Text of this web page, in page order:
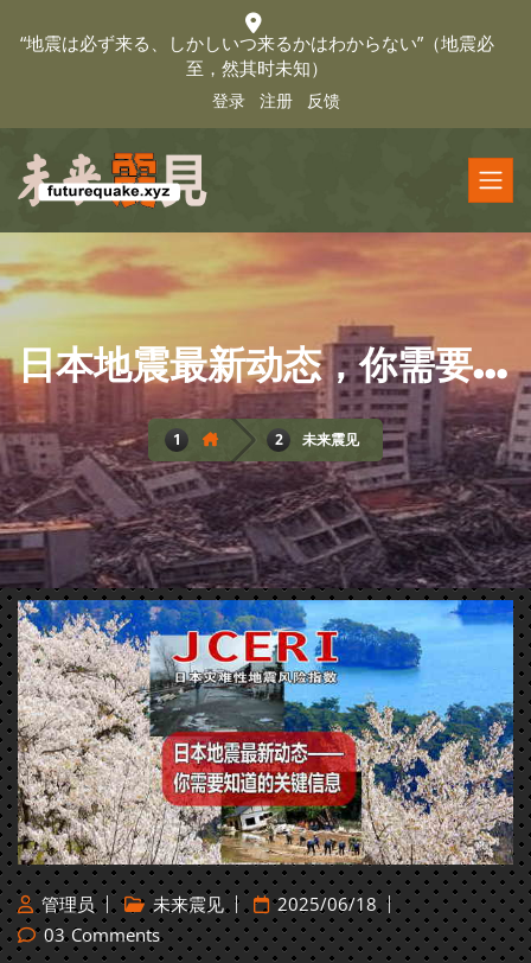
“地震は必ず来る、しかしいつ来るかはわからない”（地震必
至，然其时未知）
登录 注册 反馈
日本地震最新动态，你需要知道的关键信息
未来震见
管理员 未来震见
2025/06/18
03 Comments